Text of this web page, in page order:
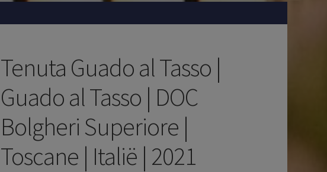
Tenuta Guado al Tasso |
Guado al Tasso | DOC
Bolgheri Superiore |
Toscane | Italië | 2021